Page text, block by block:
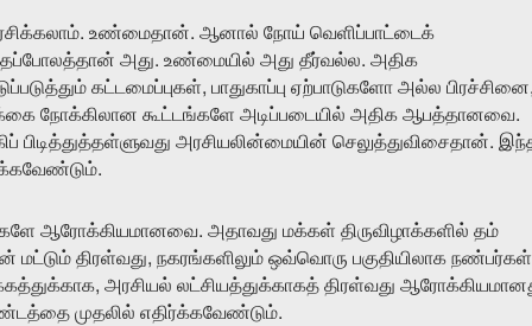
. உண்மைதான். ஆனால் நோய் வெளிப்பாட்டைக்
அது. உண்மையில் அது தீர்வல்ல. அதிக
கட்டமைப்புகள், பாதுகாப்பு ஏற்பாடுகளோ அல்ல பிரச்சினை,
நோக்கிலான கூட்டங்களே அடிப்படையில் அதிக ஆபத்தானவை.
பிடித்துத்தள்ளுவது அரசியலின்மையின் செலுத்துவிசைதான்.
.
ஆரோக்கியமானவை. அதாவது மக்கள் திருவிழாக்களில் தம்
மட்டும் திரள்வது, நகரங்களிலும் ஒவ்வொரு பகுதியிலாக நண்பர்கள்
, அரசியல் லட்சியத்துக்காகத் திரள்வது
முதலில் எதிர்க்கவேண்டும்.